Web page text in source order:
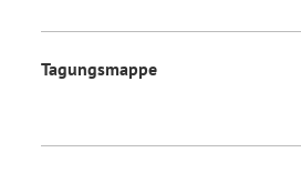
Tagungsmappe